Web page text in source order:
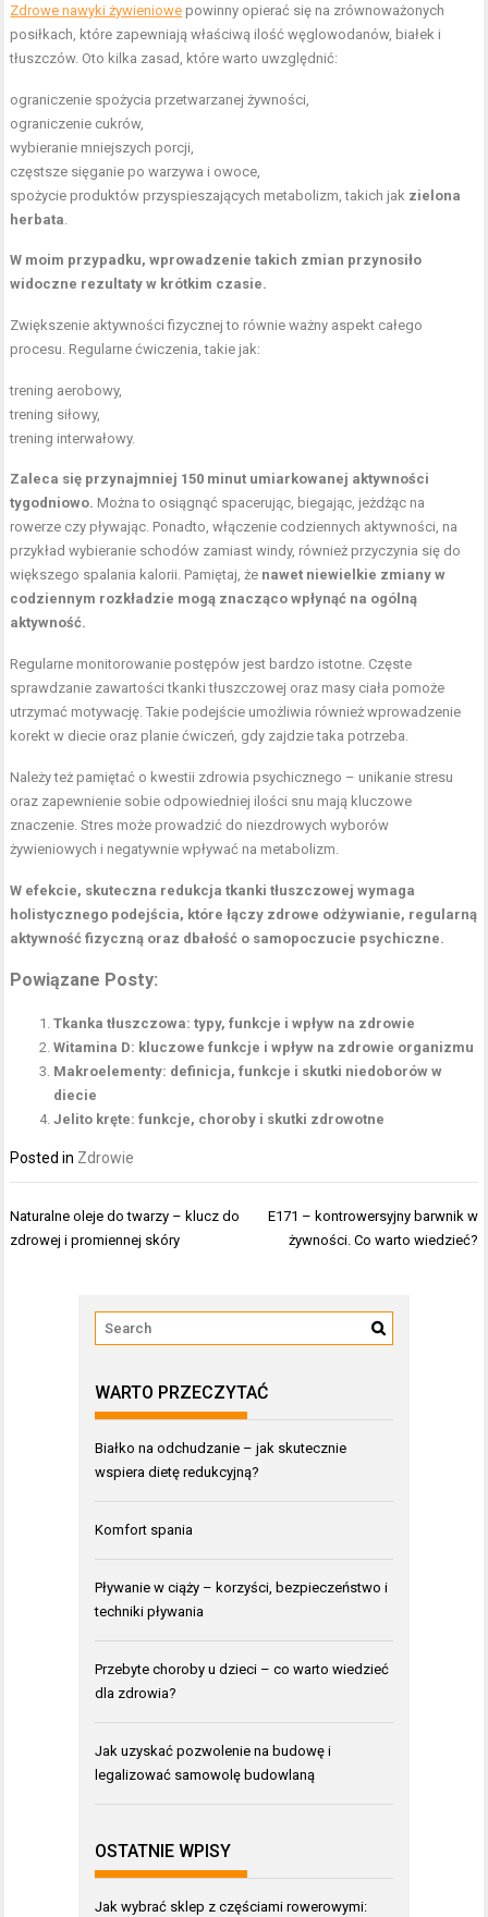
Zdrowe nawyki żywieniowe powinny opierać się na zrównoważonych
posiłkach, które zapewniają właściwą ilość węglowodanów, białek i
tłuszczów. Oto kilka zasad, które warto uwzględnić:
ograniczenie spożycia przetwarzanej żywności,
ograniczenie cukrów,
wybieranie mniejszych porcji,
częstsze sięganie po warzywa i owoce,
spożycie produktów przyspieszających metabolizm, takich jak zielona
herbata.
W moim przypadku, wprowadzenie takich zmian przynosiło
widoczne rezultaty w krótkim czasie.
Zwiększenie aktywności fizycznej to równie ważny aspekt całego
procesu. Regularne ćwiczenia, takie jak:
trening aerobowy,
trening siłowy,
trening interwałowy.
Zaleca się przynajmniej 150 minut umiarkowanej aktywności
tygodniowo. Można to osiągnąć spacerując, biegając, jeżdżąc na
rowerze czy pływając. Ponadto, włączenie codziennych aktywności, na
przykład wybieranie schodów zamiast windy, również przyczynia się do
większego spalania kalorii. Pamiętaj, że nawet niewielkie zmiany w
codziennym rozkładzie mogą znacząco wpłynąć na ogólną
aktywność.
Regularne monitorowanie postępów jest bardzo istotne. Częste
sprawdzanie zawartości tkanki tłuszczowej oraz masy ciała pomoże
utrzymać motywację. Takie podejście umożliwia również wprowadzenie
korekt w diecie oraz planie ćwiczeń, gdy zajdzie taka potrzeba.
Należy też pamiętać o kwestii zdrowia psychicznego – unikanie stresu
oraz zapewnienie sobie odpowiedniej ilości snu mają kluczowe
znaczenie. Stres może prowadzić do niezdrowych wyborów
żywieniowych i negatywnie wpływać na metabolizm.
W efekcie, skuteczna redukcja tkanki tłuszczowej wymaga
holistycznego podejścia, które łączy zdrowe odżywianie, regularną
aktywność fizyczną oraz dbałość o samopoczucie psychiczne.
Powiązane Posty:
Tkanka tłuszczowa: typy, funkcje i wpływ na zdrowie
Witamina D: kluczowe funkcje i wpływ na zdrowie organizmu
Makroelementy: definicja, funkcje i skutki niedoborów w
diecie
Jelito kręte: funkcje, choroby i skutki zdrowotne
Posted in Zdrowie
Nawigacja
wpisu
Naturalne oleje do twarzy – klucz do
zdrowej i promiennej skóry
E171 – kontrowersyjny barwnik w
żywności. Co warto wiedzieć?
WARTO PRZECZYTAĆ
Białko na odchudzanie – jak skutecznie
wspiera dietę redukcyjną?
Komfort spania
Pływanie w ciąży – korzyści, bezpieczeństwo i
techniki pływania
Przebyte choroby u dzieci – co warto wiedzieć
dla zdrowia?
Jak uzyskać pozwolenie na budowę i
legalizować samowolę budowlaną
OSTATNIE WPISY
Jak wybrać sklep z częściami rowerowymi: